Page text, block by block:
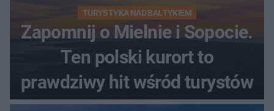
TURYSTYKA NAD BAŁTYKIEM
Zapomnij o Mielnie i Sopocie.
Ten polski kurort to
prawdziwy hit wśród turystów